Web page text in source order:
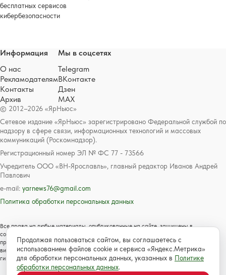
бесплатных сервисов
кибербезопасности
© 2012–2026 «ЯрНьюс»
Сетевое издание «ЯрНьюс» зарегистрировано Федеральной службой по
надзору в сфере связи, информационных технологий и массовых
коммуникаций (Роскомнадзор).
Регистрационный номер ЭЛ № ФС 77 - 73566
Учредитель ООО «ВН-Ярославль», главный редактор Иванов Андрей
Павлович
e-mail: yarnews76@gmail.com
Политика обработки персональных данных
Все права на любые материалы, опубликованные на сайте, защищены в
соответствии с российским и международным законодательством об авторском
праве и смежных правах. Любое использование текстовых, фото, аудио и
видеоматериалов возможно только с согласия правообладателя с обязательной
гиперссылкой на сайт https://www.yarnews.net; Для детей старше 16 лет.
Информация
О нас
Рекламодателям
Контакты
Архив
Мы в соцсетях
Telegram
ВКонтакте
Дзен
MAX
Продолжая пользоваться сайтом, вы соглашаетесь с
использованием файлов cookie и сервиса «Яндекс.Метрика»
для обработки персональных данных, указанных в Политике
обработки персональных данных.